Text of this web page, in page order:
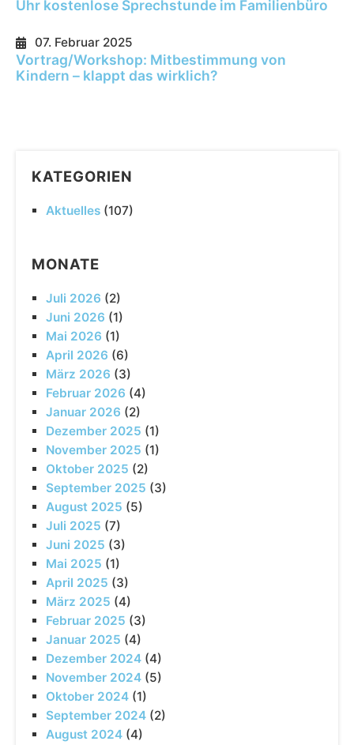
Uhr kostenlose Sprechstunde im Familienbüro
07. Februar 2025
Vortrag/Workshop: Mitbestimmung von
Kindern – klappt das wirklich?
KATEGORIEN
Aktuelles (107)
MONATE
Juli 2026 (2)
Juni 2026 (1)
Mai 2026 (1)
April 2026 (6)
März 2026 (3)
Februar 2026 (4)
Januar 2026 (2)
Dezember 2025 (1)
November 2025 (1)
Oktober 2025 (2)
September 2025 (3)
August 2025 (5)
Juli 2025 (7)
Juni 2025 (3)
Mai 2025 (1)
April 2025 (3)
März 2025 (4)
Februar 2025 (3)
Januar 2025 (4)
Dezember 2024 (4)
November 2024 (5)
Oktober 2024 (1)
September 2024 (2)
August 2024 (4)